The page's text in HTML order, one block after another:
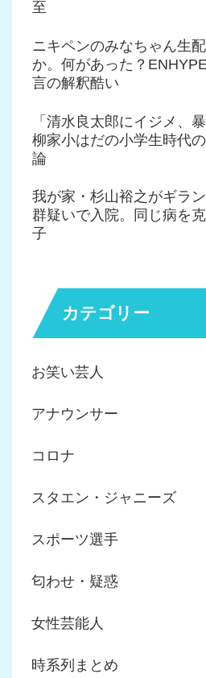
至
ニキペンのみなちゃん生
か。何があった？
言の解釈酷い
「清水良太郎にイジメ、
柳家小はだの小学生時代
論
我が家・杉山裕之がギラ
群疑いで入院。同じ病を
子
カテゴリー
お笑い芸人
アナウンサー
コロナ
スタエン・ジャニーズ
スポーツ選手
匂わせ・疑惑
女性芸能人
時系列まとめ